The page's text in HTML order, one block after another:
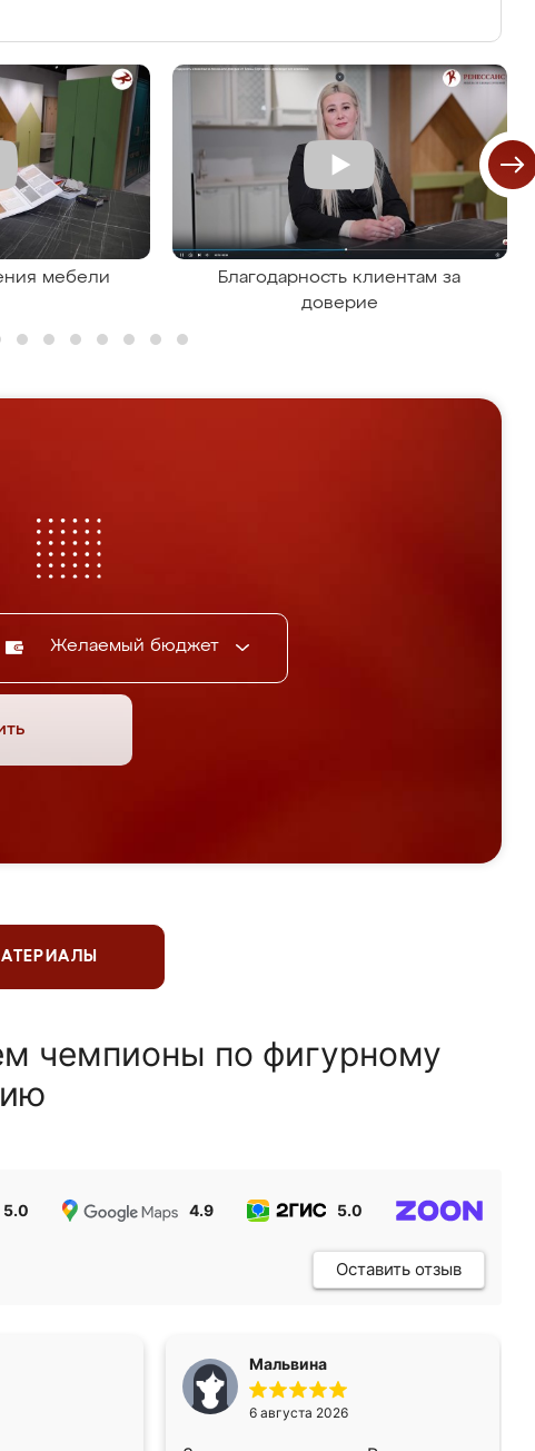
мебели
Благодарность клиентам за
доверие
Желаемый бюджет
чемпионы по фигурному
5.0 4.9 5.0
Оставить отзыв
Мальвина
6 августа 2026